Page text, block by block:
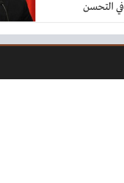
في التحسن